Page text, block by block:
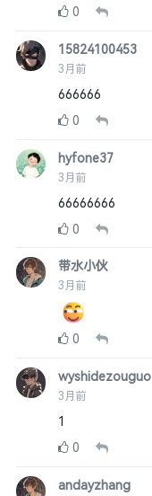
0
15824100453
3月前
666666
0
hyfone37
3月前
66666666
0
带水小伙
3月前
0
wyshidezouguo
3月前
1
0
andayzhang